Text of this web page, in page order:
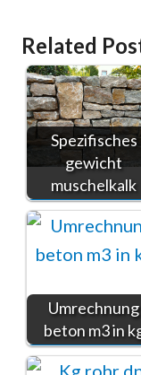
Related
Spezifisches
gewicht
muschelkalk
Umrechnung
beton m3 in